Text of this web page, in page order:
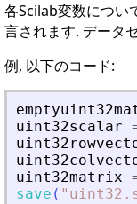
各Scilab変数につい
言されます. データ
例, 以下のコード:
uint32scalar
uint32matrix
save ( "